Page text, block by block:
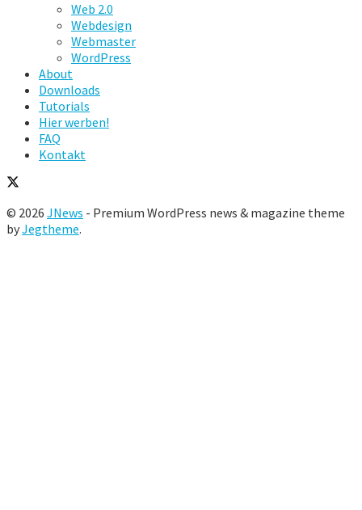
Web 2.0
Webdesign
Webmaster
WordPress
About
Downloads
Tutorials
Hier werben!
FAQ
Kontakt
© 2026 JNews - Premium WordPress news & magazine theme
byJegtheme.